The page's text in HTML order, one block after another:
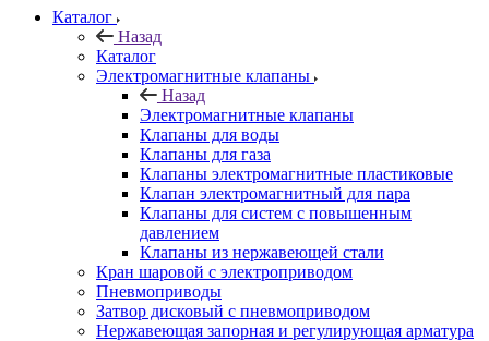
Каталог
Назад
Каталог
Электромагнитные клапаны
Назад
Электромагнитные клапаны
Клапаны для воды
Клапаны для газа
Клапаны электромагнитные пластиковые
Клапан электромагнитный для пара
Клапаны для систем с повышенным
давлением
Клапаны из нержавеющей стали
Кран шаровой с электроприводом
Пневмоприводы
Затвор дисковый с пневмоприводом
Нержавеющая запорная и регулирующая арматура